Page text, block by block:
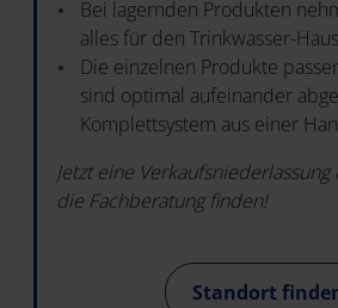
Bei lagernden Produkten
alles für den Trinkwasser-
Die einzelnen Produkte
sind optimal aufeinander
Komplettsystem aus einer
Jetzt eine
die Fachberatung finden!
Standort